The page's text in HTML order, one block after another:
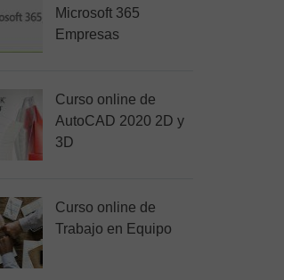
Microsoft 365
Empresas
Curso online de
AutoCAD 2020 2D y
3D
Curso online de
Trabajo en Equipo